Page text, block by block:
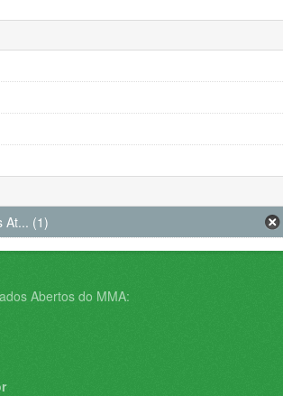
At... (1)
Abertos do MMA: